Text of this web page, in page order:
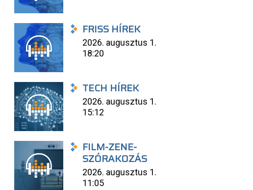
FRISS HÍREK
2026. augusztus 1.
18:20
TECH HÍREK
2026. augusztus 1.
15:12
FILM-ZENE-
SZÓRAKOZÁS
2026. augusztus 1.
11:05